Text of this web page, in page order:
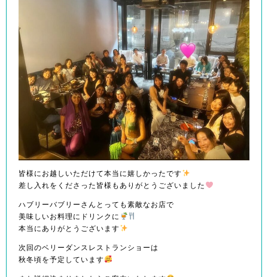
皆様にお越しいただけて本当に嬉しかったです
差し入れをくださった皆様もありがとうございました
ハブリーバブリーさんとっても素敵なお店で
美味しいお料理にドリンクに
本当にありがとうございます
次回のベリーダンスレストランショーは
秋冬頃を予定しています